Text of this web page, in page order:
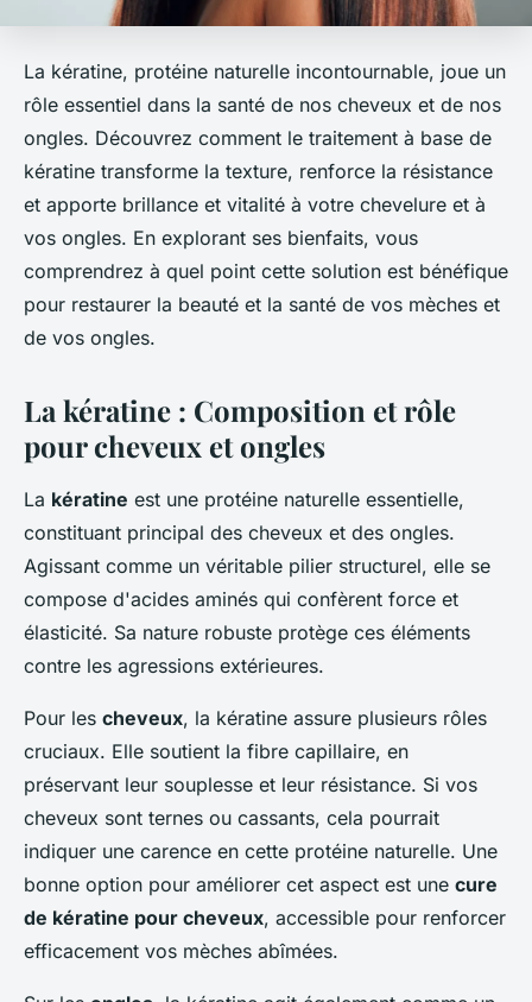
La kératine, protéine naturelle incontournable, joue un
rôle essentiel dans la santé de nos cheveux et de nos
ongles. Découvrez comment le traitement à base de
kératine transforme la texture, renforce la résistance
et apporte brillance et vitalité à votre chevelure et à
vos ongles. En explorant ses bienfaits, vous
comprendrez à quel point cette solution est bénéfique
pour restaurer la beauté et la santé de vos mèches et
de vos ongles.
La kératine : Composition et rôle
pour cheveux et ongles
La kératine est une protéine naturelle essentielle,
constituant principal des cheveux et des ongles.
Agissant comme un véritable pilier structurel, elle se
compose d'acides aminés qui confèrent force et
élasticité. Sa nature robuste protège ces éléments
contre les agressions extérieures.
Pour les cheveux, la kératine assure plusieurs rôles
cruciaux. Elle soutient la fibre capillaire, en
préservant leur souplesse et leur résistance. Si vos
cheveux sont ternes ou cassants, cela pourrait
indiquer une carence en cette protéine naturelle. Une
bonne option pour améliorer cet aspect est une cure
de kératine pour cheveux, accessible pour renforcer
efficacement vos mèches abîmées.